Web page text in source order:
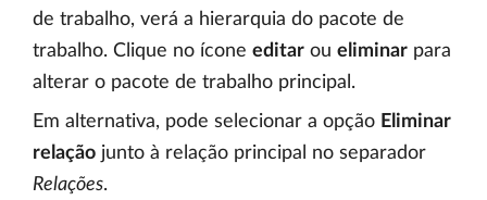
de trabalho, verá a hierarquia do pacote de
trabalho. Clique no ícone editar ou eliminar para
alterar o pacote de trabalho principal.
Em alternativa, pode selecionar a opção Eliminar
relação junto à relação principal no separador
Relações.